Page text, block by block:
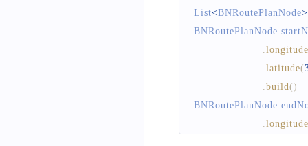
List<BNRoutePlanNode>
BNRoutePlanNode
longitude
latitude(
build()
BNRoutePlanNode
longitude